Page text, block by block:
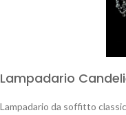
Lampadario
Lampadario da soffitto